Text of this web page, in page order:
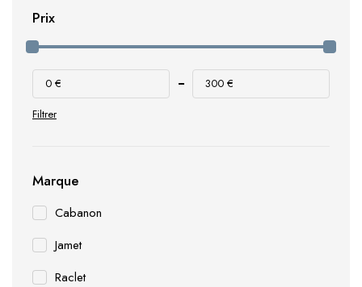
Prix
Filtrer
0 € 300 €
Marque
Cabanon
Jamet
Raclet